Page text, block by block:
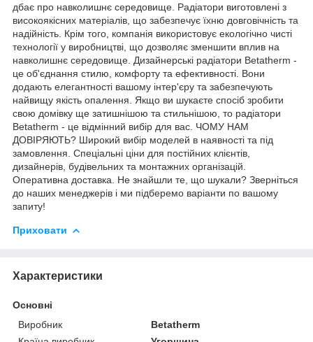
дбає про навколишнє середовище. Радіатори виготовлені з
високоякісних матеріалів, що забезпечує їхню довговічність та
надійність. Крім того, компанія використовує екологічно чисті
технології у виробництві, що дозволяє зменшити вплив на
навколишнє середовище. Дизайнерські радіатори Betatherm -
це об'єднання стилю, комфорту та ефективності. Вони
додають елегантності вашому інтер'єру та забезпечують
найвищу якість опалення. Якщо ви шукаєте спосіб зробити
свою домівку ще затишнішою та стильнішою, то радіатори
Betatherm - це відмінний вибір для вас. ЧОМУ НАМ
ДОВІРЯЮТЬ? Широкий вибір моделей в наявності та під
замовлення. Спеціальні ціни для постійних клієнтів,
дизайнерів, будівельних та монтажних організацій.
Оперативна доставка. Не знайшли те, що шукали? Зверніться
до наших менеджерів і ми підберемо варіанти по вашому
запиту!
Приховати
Характеристики
Основні
Виробник
Betatherm